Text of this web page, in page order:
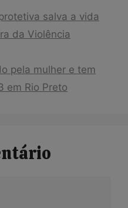
salva a vida
da Violência
pela mulher e tem
em Rio Preto